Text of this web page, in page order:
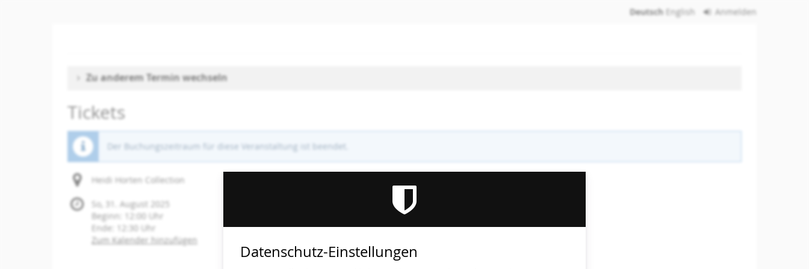
Deutsch English Anmelden
Zu anderem Termin wechseln
Tickets
Der Buchungszeitraum für diese Veranstaltung ist beendet.
Heidi Horten Collection
So, 31. August 2025
Beginn:
12:00
Uhr
Ende:
12:30
Uhr
Zum Kalender hinzufügen
Datenschutz-Einstellungen